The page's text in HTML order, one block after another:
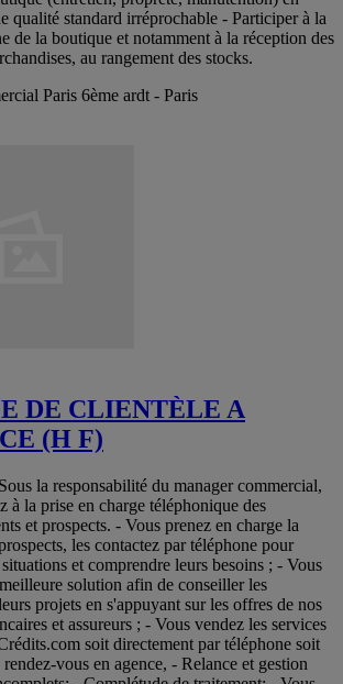
qualité standard irréprochable - Participer à la
de la boutique et notamment à la réception des
au rangement des stocks.
Paris 6ème ardt - Paris
DE CLIENTÈLE A
(H F)
la responsabilité du manager commercial,
à la prise en charge téléphonique des
et prospects. - Vous prenez en charge la
les contactez par téléphone pour
et comprendre leurs besoins ; - Vous
solution afin de conseiller les
projets en s'appuyant sur les offres de nos
et assureurs ; - Vous vendez les services
soit directement par téléphone soit
vous en agence, - Relance et gestion